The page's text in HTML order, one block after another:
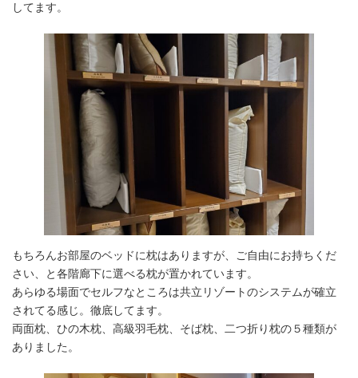
してます。
もちろんお部屋のベッドに枕はありますが、ご自由にお持ちくだ
さい、と各階廊下に選べる枕が置かれています。
あらゆる場面でセルフなところは共立リゾートのシステムが確立
されてる感じ。徹底してます。
両面枕、ひの木枕、高級羽毛枕、そば枕、二つ折り枕の５種類が
ありました。